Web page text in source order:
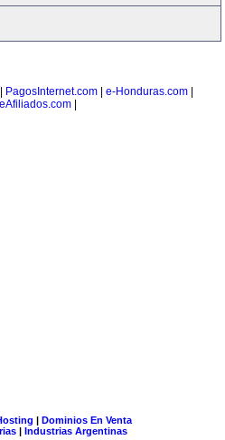
PagosInternet.com e-Honduras.com
eAfiliados.com|
| Dominios En Venta
| Industrias Argentinas